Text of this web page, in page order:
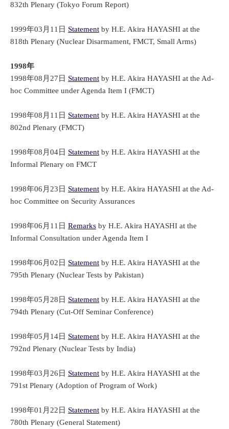
832th Plenary (Tokyo Forum Report)
1999年03月11日 Statement by H.E. Akira HAYASHI at the
818th Plenary (Nuclear Disarmament, FMCT, Small Arms)
1998年
1998年08月27日 Statement by H.E. Akira HAYASHI at the Ad-
hoc Committee under Agenda Item I (FMCT)
1998年08月11日 Statement by H.E. Akira HAYASHI at the
802nd Plenary (FMCT)
1998年08月04日 Statement by H.E. Akira HAYASHI at the
Informal Plenary on FMCT
1998年06月23日 Statement by H.E. Akira HAYASHI at the Ad-
hoc Committee on Security Assurances
1998年06月11日 Remarks by H.E. Akira HAYASHI at the
Informal Consultation under Agenda Item I
1998年06月02日 Statement by H.E. Akira HAYASHI at the
795th Plenary (Nuclear Tests by Pakistan)
1998年05月28日 Statement by H.E. Akira HAYASHI at the
794th Plenary (Cut-Off Seminar Conference)
1998年05月14日 Statement by H.E. Akira HAYASHI at the
792nd Plenary (Nuclear Tests by India)
1998年03月26日 Statement by H.E. Akira HAYASHI at the
791st Plenary (Adoption of Program of Work)
1998年01月22日 Statement by H.E. Akira HAYASHI at the
780th Plenary (General Statement)